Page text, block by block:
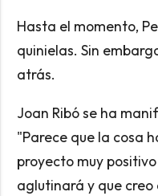
Hasta el momento,
quinielas. Sin
atrás.
Joan Ribó se ha
"Parece que la cosa
proyecto muy
aglutinará y que creo